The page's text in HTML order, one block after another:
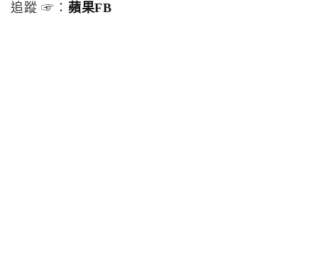
追蹤 ☞： 蘋果FB